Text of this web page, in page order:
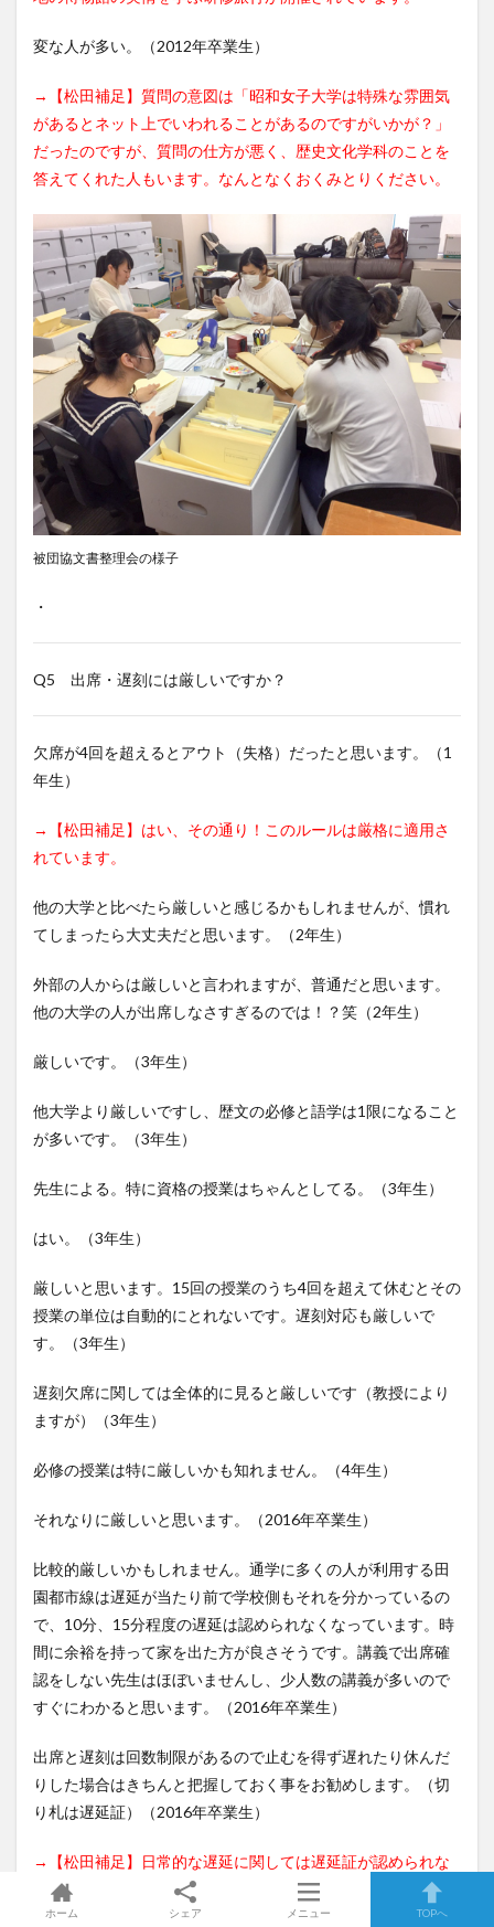
変な人が多い。（2012年卒業生）
→【松田補足】質問の意図は「昭和女子大学は特殊な雰囲気
があるとネット上でいわれることがあるのですがいかが？」
だったのですが、質問の仕方が悪く、歴史文化学科のことを
答えてくれた人もいます。なんとなくおくみとりください。
被団協文書整理会の様子
・
Q5 出席・遅刻には厳しいですか？
欠席が4回を超えるとアウト（失格）だったと思います。（1
年生）
→【松田補足】はい、その通り！このルールは厳格に適用さ
れています。
他の大学と比べたら厳しいと感じるかもしれませんが、慣れ
てしまったら大丈夫だと思います。（2年生）
外部の人からは厳しいと言われますが、普通だと思います。
他の大学の人が出席しなさすぎるのでは！？笑（2年生）
厳しいです。（3年生）
他大学より厳しいですし、歴文の必修と語学は1限になること
が多いです。（3年生）
先生による。特に資格の授業はちゃんとしてる。（3年生）
はい。（3年生）
厳しいと思います。15回の授業のうち4回を超えて休むとその
授業の単位は自動的にとれないです。遅刻対応も厳しいで
す。（3年生）
遅刻欠席に関しては全体的に見ると厳しいです（教授により
ますが）（3年生）
必修の授業は特に厳しいかも知れません。（4年生）
それなりに厳しいと思います。（2016年卒業生）
比較的厳しいかもしれません。通学に多くの人が利用する田
園都市線は遅延が当たり前で学校側もそれを分かっているの
で、10分、15分程度の遅延は認められなくなっています。時
間に余裕を持って家を出た方が良さそうです。講義で出席確
認をしない先生はほぼいませんし、少人数の講義が多いので
すぐにわかると思います。（2016年卒業生）
出席と遅刻は回数制限があるので止むを得ず遅れたり休んだ
りした場合はきちんと把握しておく事をお勧めします。（切
り札は遅延証）（2016年卒業生）
→【松田補足】日常的な遅延に関しては遅延証が認められな
いことも。授業担当者ごとの判断もあるので、ご確認を！
ホーム シェア メニュー TOPへ